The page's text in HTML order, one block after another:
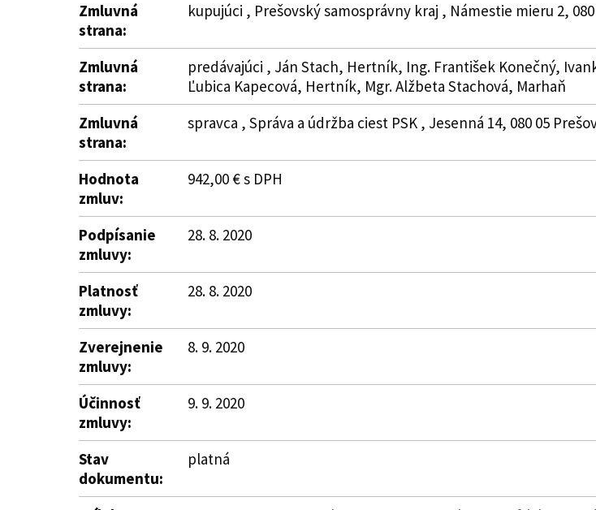
Zmluvná
strana:
kupujúci , Prešovský samosprávny kraj , Námestie mieru 2,
Zmluvná
strana:
predávajúci , Ján Stach, Hertník, Ing. František Konečný,
Ľubica Kapecová, Hertník, Mgr. Alžbeta Stachová, Marhaň
Zmluvná
strana:
spravca , Správa a údržba ciest PSK , Jesenná 14, 080 05
Hodnota
zmluv:
942,00 € s DPH
Podpísanie
zmluvy:
28. 8. 2020
Platnosť
zmluvy:
28. 8. 2020
Zverejnenie
zmluvy:
8. 9. 2020
Účinnosť
zmluvy:
9. 9. 2020
Stav
dokumentu:
platná